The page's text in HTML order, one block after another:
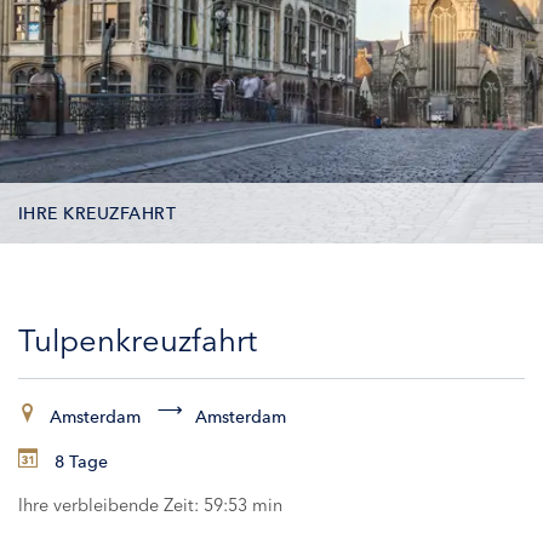
IHRE KREUZFAHRT
KABINEN
Tulpenkreuzfahrt
Amsterdam Amsterdam
8 Tage
Ihre verbleibende Zeit: 59:53 min